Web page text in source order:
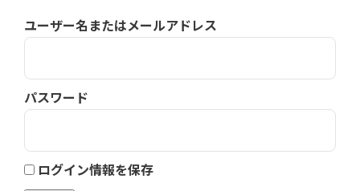
ユーザー名またはメールアドレス
パスワード
ログイン情報を保存